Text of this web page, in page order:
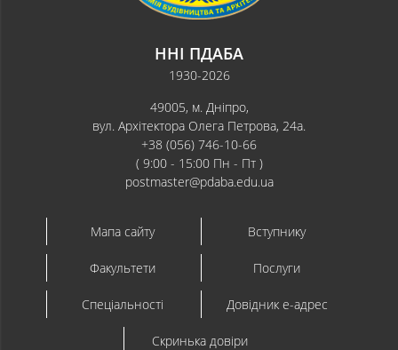
ННІ ПДАБА
1930-2026
49005, м. Дніпро,
вул. Архітектора Олега Петрова, 24а.
+38 (056) 746-10-66
( 9:00 - 15:00 Пн - Пт )
postmaster@pdaba.edu.ua
Мапа сайту Вступнику
Факультети Послуги
Спеціальності Довідник e-адрес
Скринька довіри